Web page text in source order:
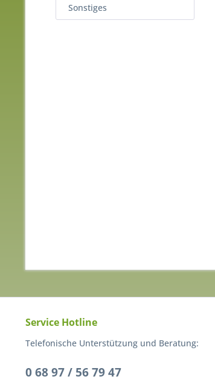
Sonstiges
Service Hotline
Telefonische Unterstützung und Beratung:
0 68 97 / 56 79 47